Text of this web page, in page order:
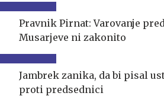
Pravnik Pirnat: Varovanje
Musarjeve ni zakonito
Jambrek zanika, da bi pisal
proti predsednici